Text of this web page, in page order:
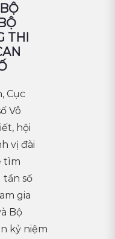
THI
Cục
Vô
hội
vị đài
tìm
tần số
gia
Bộ
kỷ niệm